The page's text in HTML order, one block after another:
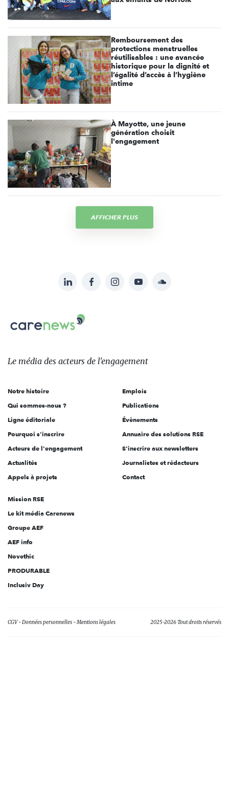
Remboursement des
protections menstruelles
réutilisables : une avancée
historique pour la dignité et
l’égalité d’accès à l’hygiène
intime
À Mayotte, une jeune
génération choisit
l'engagement
AFFICHER PLUS
sur:
LinkedInFacebookInstagramYouTubeSoundcloud
Le
des
l'engagement
Le média des acteurs de l'engagement
Notre histoire
Qui sommes-nous ?
Ligne éditoriale
Pourquoi s'inscrire
Acteurs de l'engagement
Actualités
Appels à projets
Emplois
Publications
Évènements
Annuaire des solutions RSE
S'inscrire aux newsletters
Journalistes et rédacteurs
Contact
Mission RSE
Le kit média Carenews
Groupe AEF
AEF info
Novethic
PRODURABLE
Inclusiv Day
CGV Données personnelles Mentions légales 2025-2026 Tout droits réservés